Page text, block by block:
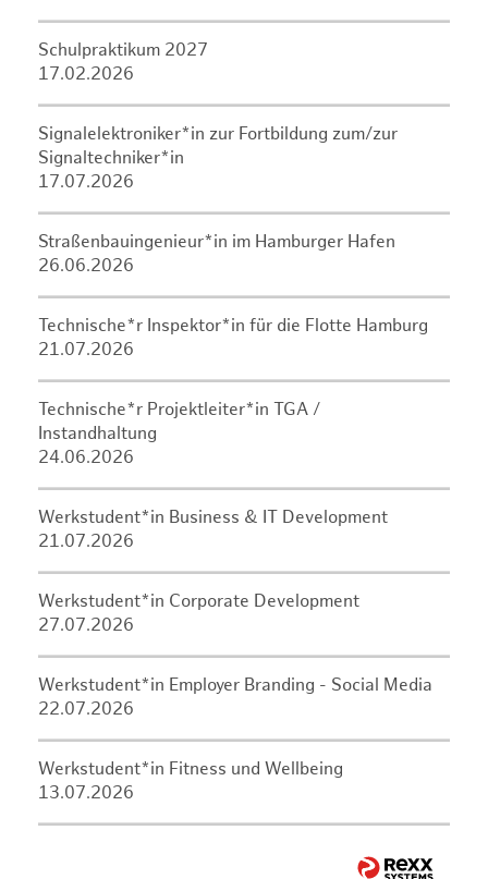
Schulpraktikum 2027
17.02.2026
Signalelektroniker*in zur Fortbildung zum/zur
Signaltechniker*in
17.07.2026
Straßenbauingenieur*in im Hamburger Hafen
26.06.2026
Technische*r Inspektor*in für die Flotte Hamburg
21.07.2026
Technische*r Projektleiter*in TGA /
Instandhaltung
24.06.2026
Werkstudent*in Business & IT Development
21.07.2026
Werkstudent*in Corporate Development
27.07.2026
Werkstudent*in Employer Branding - Social Media
22.07.2026
Werkstudent*in Fitness und Wellbeing
13.07.2026